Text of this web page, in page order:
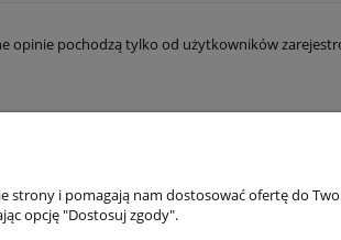
opinie pochodzą tylko od użytkowników
strony i pomagają nam dostosować ofertę do
opcję "Dostosuj zgody".